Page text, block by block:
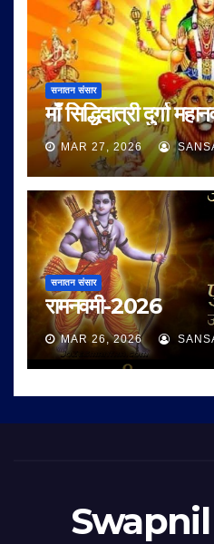
सनातन संसार
माँ सिद्धिदात्री दुर्गा
MAR 27, 2026
सनातन संसार
रामनवमी-2026
MAR 26, 2026